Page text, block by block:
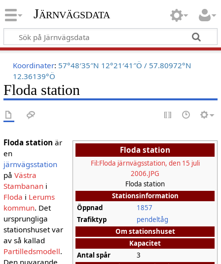
Järnvägsdata
Koordinater: 57°48′35″N 12°21′41″Ö / 57.80972°N
12.36139°Ö
Floda station
Floda station
Fil:Floda järnvägsstation, den 15 juli
2006.JPG
Floda station
Stationsinformation
Öppnad
1857
Trafiktyp
pendeltåg
Om stationshuset
Kapacitet
Antal spår
3
Floda station är
en
järnvägsstation
på Västra
Stambanani
Floda i Lerums
kommun. Det
ursprungliga
stationshuset var
av så kallad
Partilledsmodell.
Den nuvarande